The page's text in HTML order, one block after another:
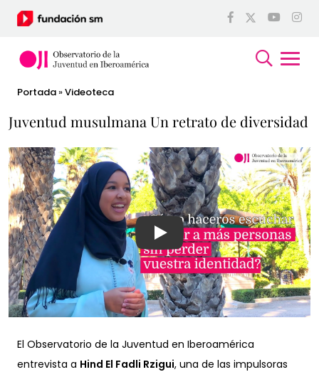
Portada »Videoteca
Juventud musulmana Un retrato de diversidad
Ver video
El Observatorio de la Juventud en Iberoamérica
entrevista a Hind El Fadli Rzigui, una de las impulsoras